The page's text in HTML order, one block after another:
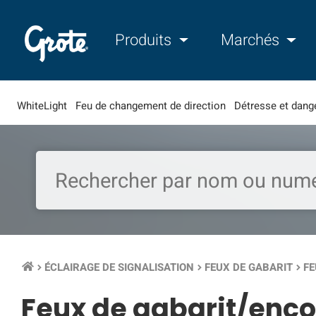
Produits Marchés
WhiteLight Feu de changement de direction Détresse et
keyboard_arrow_right ÉCLAIRAGE DE SIGNALISATION keyboard_arrow_right FEUX DE GABARIT keyboard_arrow_right